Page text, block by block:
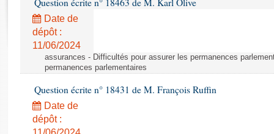
Rapports d'enquête
Rapports législatifs
Rapports sur l'application des lois
Baromètre de l’application des lois
Budget et sécurité sociale
Questions écrites et orales
Comptes rendus des débats
Question écrite n° 18463 de M. Karl Olive
Date de
dépôt :
11/06/2024
assurances - Difficultés pour assurer les permanences
permanences parlementaires
Question écrite n° 18431 de M. François Ruffin
Date de
dépôt :